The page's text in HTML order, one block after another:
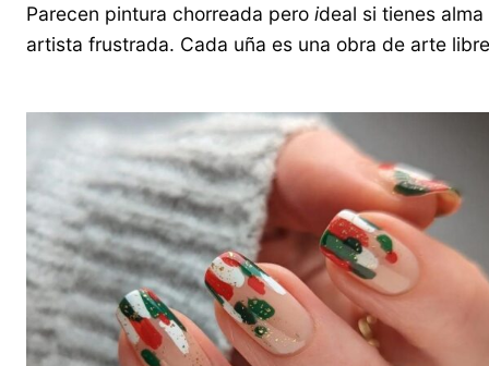
Parecen pintura chorreada pero ideal si tienes alma
artista frustrada. Cada uña es una obra de arte